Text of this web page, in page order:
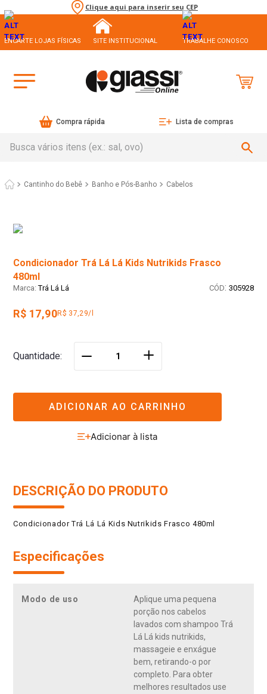
Clique aqui para inserir seu CEP
ENCARTE LOJAS FÍSICAS SITE INSTITUCIONAL TRABALHE CONOSCO
Compra rápida Lista de compras
Cantinho do Bebê Banho e Pós-Banho Cabelos
Condicionador Trá Lá Lá Kids Nutrikids Frasco
480ml
Trá Lá Lá : 305928
R$ 17,90R$ 37,29/l
Quantidade ＋
ADICIONAR AO CARRINHO
DESCRIÇÃO DO PRODUTO
Condicionador Trá Lá Lá Kids Nutrikids Frasco 480ml
Especificações
Modo de uso
Aplique uma pequena
porção nos cabelos
lavados com shampoo Trá
Lá Lá kids nutrikids,
massageie e enxágue
bem, retirando-o por
completo. Para obter
melhores resultados use